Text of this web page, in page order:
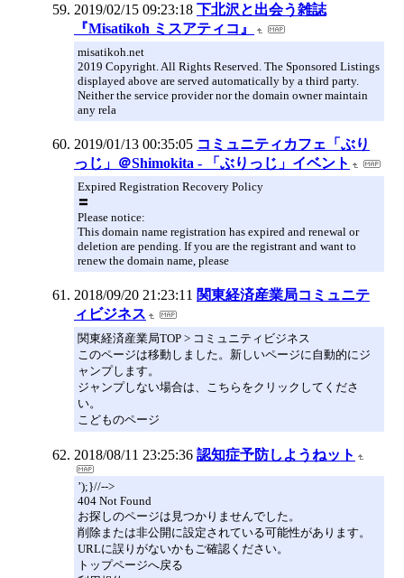
2019/02/15 09:23:18 下北沢と出会う雑誌
『Misatikoh ミスアティコ』
misatikoh.net
2019 Copyright. All Rights Reserved. The Sponsored Listings
displayed above are served automatically by a third party.
Neither the service provider nor the domain owner maintain
any rela
2019/01/13 00:35:05 コミュニティカフェ「ぶり
っじ」＠Shimokita - 「ぶりっじ」イベント
Expired Registration Recovery Policy
〓
Please notice:
This domain name registration has expired and renewal or
deletion are pending. If you are the registrant and want to
renew the domain name, please
2018/09/20 21:23:11 関東経済産業局コミュニテ
ィビジネス
関東経済産業局TOP > コミュニティビジネス
このページは移動しました。新しいページに自動的にジ
ャンプします。
ジャンプしない場合は、こちらをクリックしてくださ
い。
こどものページ
2018/08/11 23:25:36 認知症予防しようねット
’);}//-->
404 Not Found
お探しのページは見つかりませんでした。
削除または非公開に設定されている可能性があります。
URLに誤りがないかもご確認ください。
トップページへ戻る